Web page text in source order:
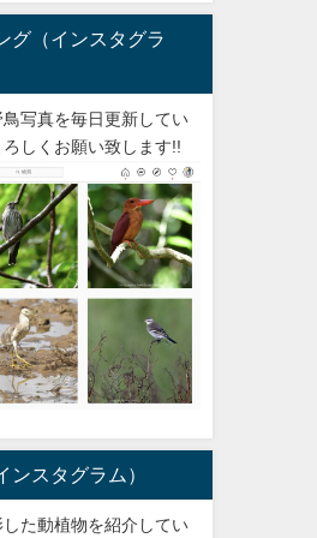
グ（インスタグラ
写真を毎日更新してい
しくお願い致します!!
ンスタグラム）
た動植物を紹介してい